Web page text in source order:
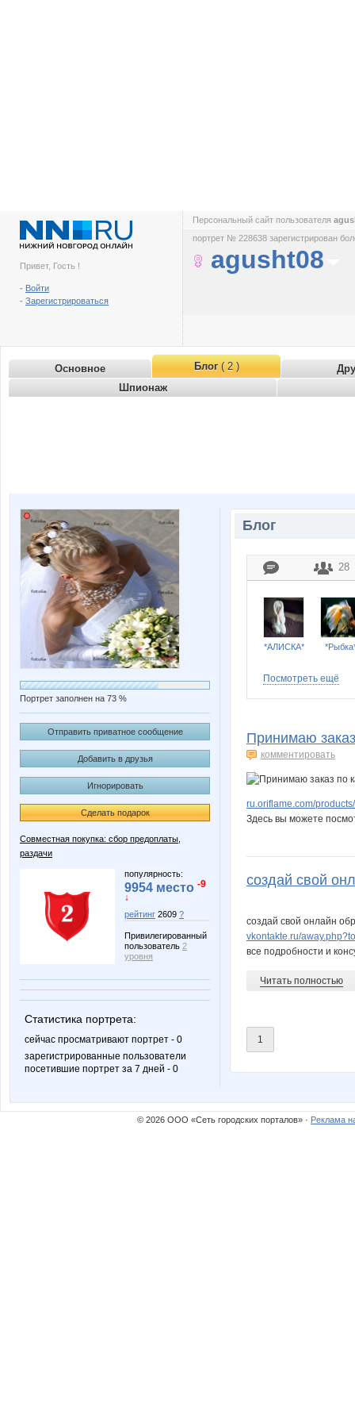
Привет, Гость !
- Войти
- Зарегистрироваться
Персональный сайт пользователя
портрет № 228638 зарегистрирован
agusht08
Основное Блог( 2 )
Шпионаж
Портрет заполнен на 73 %
Отправить приватное сообщение
Добавить в друзья
Игнорировать
Сделать подарок
Совместная покупка: сбор предоплаты,
раздачи
популярность:
9954 место -9
↓
рейтинг 2609 ?
Привилегированный
пользователь 2
уровня
Статистика портрета:
сейчас просматривают портрет - 0
зарегистрированные пользователи
посетившие портрет за 7 дней - 0
Блог
28
*АЛИСКА*
Zaika-Zaznaika anniiss
Бусик Девочка
Посмотреть ещё
Принимаю
комментировать
ru.oriflame.com/
Здесь вы можете
создай свой
создай свой онлайн
vkontakte.ru/
все подробности и
Читать полностью
1
© 2026 ООО «Сеть городских порталов» · Реклама